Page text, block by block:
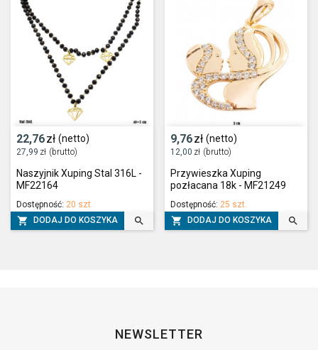
22,76zł (netto)
27,99 zł (brutto)
Naszyjnik Xuping Stal 316L -
MF22164
Dostępność: 20 szt.
 DODAJ DO KOSZYKA 
9,76zł (netto)
12,00 zł (brutto)
Przywieszka Xuping
pozłacana 18k - MF21249
Dostępność: 25 szt.
 DODAJ DO KOSZYKA 
NEWSLETTER